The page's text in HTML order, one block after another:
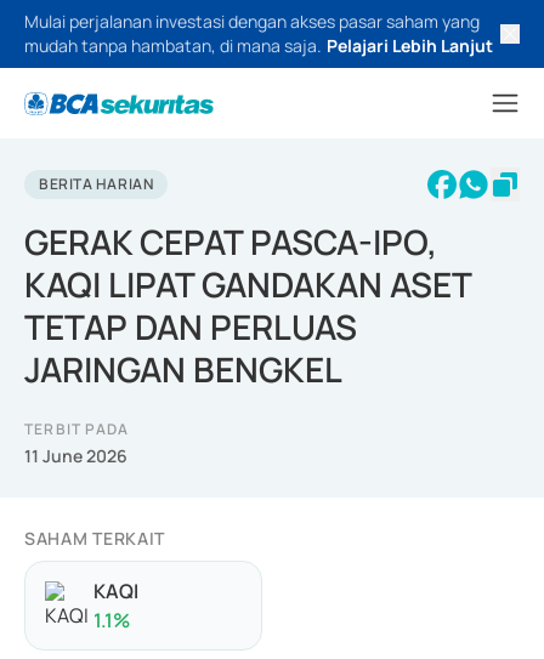
Mulai perjalanan investasi dengan akses pasar saham yang
mudah tanpa hambatan, di mana saja. Pelajari Lebih Lanjut
BERITA HARIAN
GERAK CEPAT PASCA-IPO,
KAQI LIPAT GANDAKAN ASET
TETAP DAN PERLUAS
JARINGAN BENGKEL
TERBIT PADA
11 June 2026
SAHAM TERKAIT
KAQI
1.1%